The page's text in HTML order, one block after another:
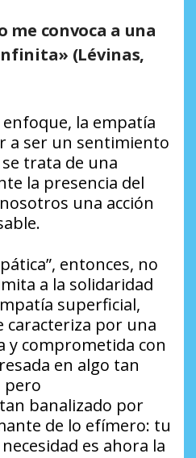
me convoca a una
(Lévinas,
la empatía
a ser un sentimiento
trata de una
la presencia del
una acción
entonces, no
a la solidaridad
superficial,
caracteriza por una
y comprometida con
en algo tan
pero
banalizado por
de lo efímero: tu
es ahora la